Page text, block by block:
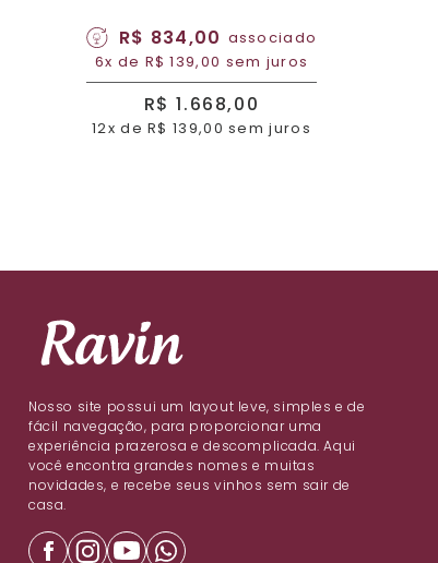
R$ 834,00 associado
6x de R$ 139,00 sem juros
R$ 1.668,00
12x de R$ 139,00 sem juros
Nosso site possui um layout leve, simples e de
fácil navegação, para proporcionar uma
experiência prazerosa e descomplicada. Aqui
você encontra grandes nomes e muitas
novidades, e recebe seus vinhos sem sair de
casa.